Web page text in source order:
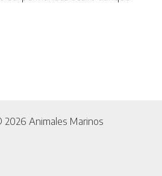
2026 Animales Marinos